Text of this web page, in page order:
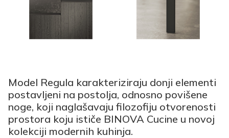
Model Regula karakteriziraju donji elementi
postavljeni na postolja, odnosno povišene
noge, koji naglašavaju filozofiju otvorenosti
prostora koju ističe BINOVA Cucine u novoj
kolekciji modernih kuhinja.